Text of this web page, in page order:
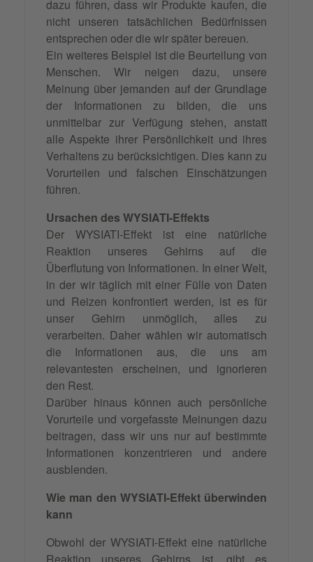
dazu führen, dass wir Produkte kaufen, die
nicht unseren tatsächlichen Bedürfnissen
entsprechen oder die wir später bereuen.
Ein weiteres Beispiel ist die Beurteilung von
Menschen. Wir neigen dazu, unsere
Meinung über jemanden auf der Grundlage
der Informationen zu bilden, die uns
unmittelbar zur Verfügung stehen, anstatt
alle Aspekte ihrer Persönlichkeit und ihres
Verhaltens zu berücksichtigen. Dies kann zu
Vorurteilen und falschen Einschätzungen
führen.
Ursachen des WYSIATI-Effekts
Der WYSIATI-Effekt ist eine natürliche
Reaktion unseres Gehirns auf die
Überflutung von Informationen. In einer Welt,
in der wir täglich mit einer Fülle von Daten
und Reizen konfrontiert werden, ist es für
unser Gehirn unmöglich, alles zu
verarbeiten. Daher wählen wir automatisch
die Informationen aus, die uns am
relevantesten erscheinen, und ignorieren
den Rest.
Darüber hinaus können auch persönliche
Vorurteile und vorgefasste Meinungen dazu
beitragen, dass wir uns nur auf bestimmte
Informationen konzentrieren und andere
ausblenden.
Wie man den WYSIATI-Effekt überwinden
kann
Obwohl der WYSIATI-Effekt eine natürliche